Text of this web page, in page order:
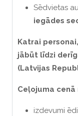
Sēdvietas
iegādes
Katrai
jābūt līdzi
(Latvijas
Ceļojuma
izdevumi